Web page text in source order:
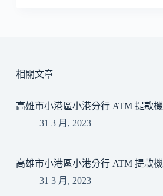
相關文章
高雄市小港區小港分行 ATM 提款機
31 3 月, 2023
高雄市小港區小港分行 ATM 提款機
31 3 月, 2023